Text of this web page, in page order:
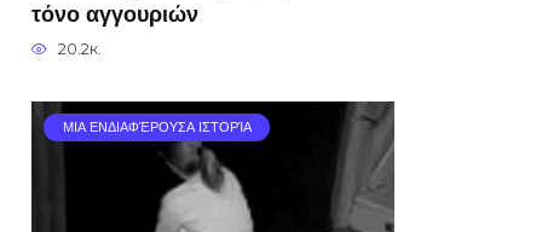
τόνο αγγουριών
20.2к.
ΜΙΑ ΕΝΔΙΑΦΈΡΟΥΣΑ ΙΣΤΟΡΊΑ